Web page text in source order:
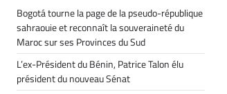
Bogotá tourne la page de la pseudo-république
sahraouie et reconnaît la souveraineté du
Maroc sur ses Provinces du Sud
L’ex-Président du Bénin, Patrice Talon élu
président du nouveau Sénat